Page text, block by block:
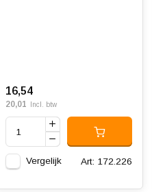
16,54
20,01 Incl. btw
Vergelijk Art: 172.226